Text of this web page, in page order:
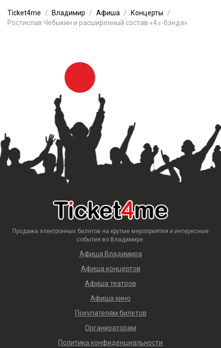
Ticket4me Владимир Афиша
Концерты
Ростислав Чебыкин и расширенный состав «4𝜋-бэнда»
Продажа электронных билетов на крутые мероприятия и интересные
события во Владимире.
Афиша Владимира
Афиша концертов
Афиша театров
Афиша кино
Покупателям билетов
Организаторам
Политика конфиденциальности